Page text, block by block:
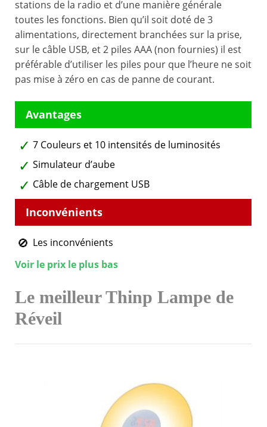
stations de la radio et d’une manière générale
toutes les fonctions. Bien qu’il soit doté de 3
alimentations, directement branchées sur la prise,
sur le câble USB, et 2 piles AAA (non fournies) il est
préférable d’utiliser les piles pour que l’heure ne soit
pas mise à zéro en cas de panne de courant.
7 Couleurs et 10 intensités de luminosités
Simulateur d’aube
Câble de chargement USB
Les inconvénients
Voir le prix le plus bas
Le meilleur Thinp Lampe de
Réveil